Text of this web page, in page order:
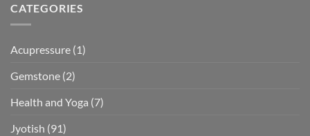
CATEGORIES
Acupressure (1)
Gemstone (2)
Health and Yoga (7)
Jyotish (91)